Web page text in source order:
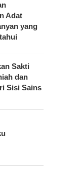
Adat
yang
Sakti
dan
Sisi Sains